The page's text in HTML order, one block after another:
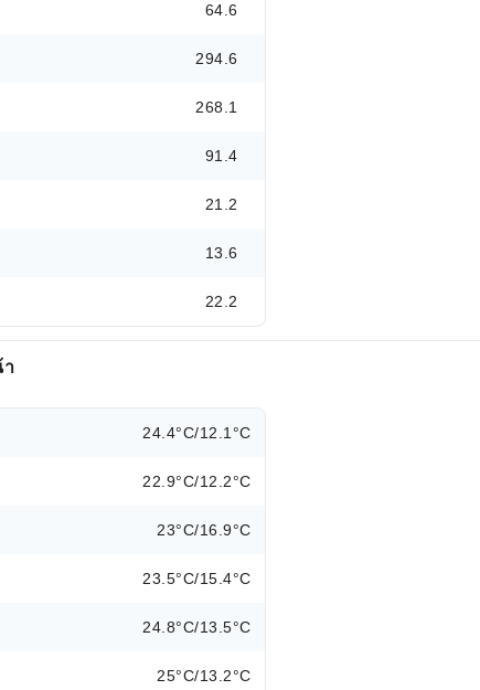
64.6
294.6
268.1
91.4
21.2
13.6
22.2
า
24.4°C/12.1°C
22.9°C/12.2°C
23°C/16.9°C
23.5°C/15.4°C
24.8°C/13.5°C
25°C/13.2°C